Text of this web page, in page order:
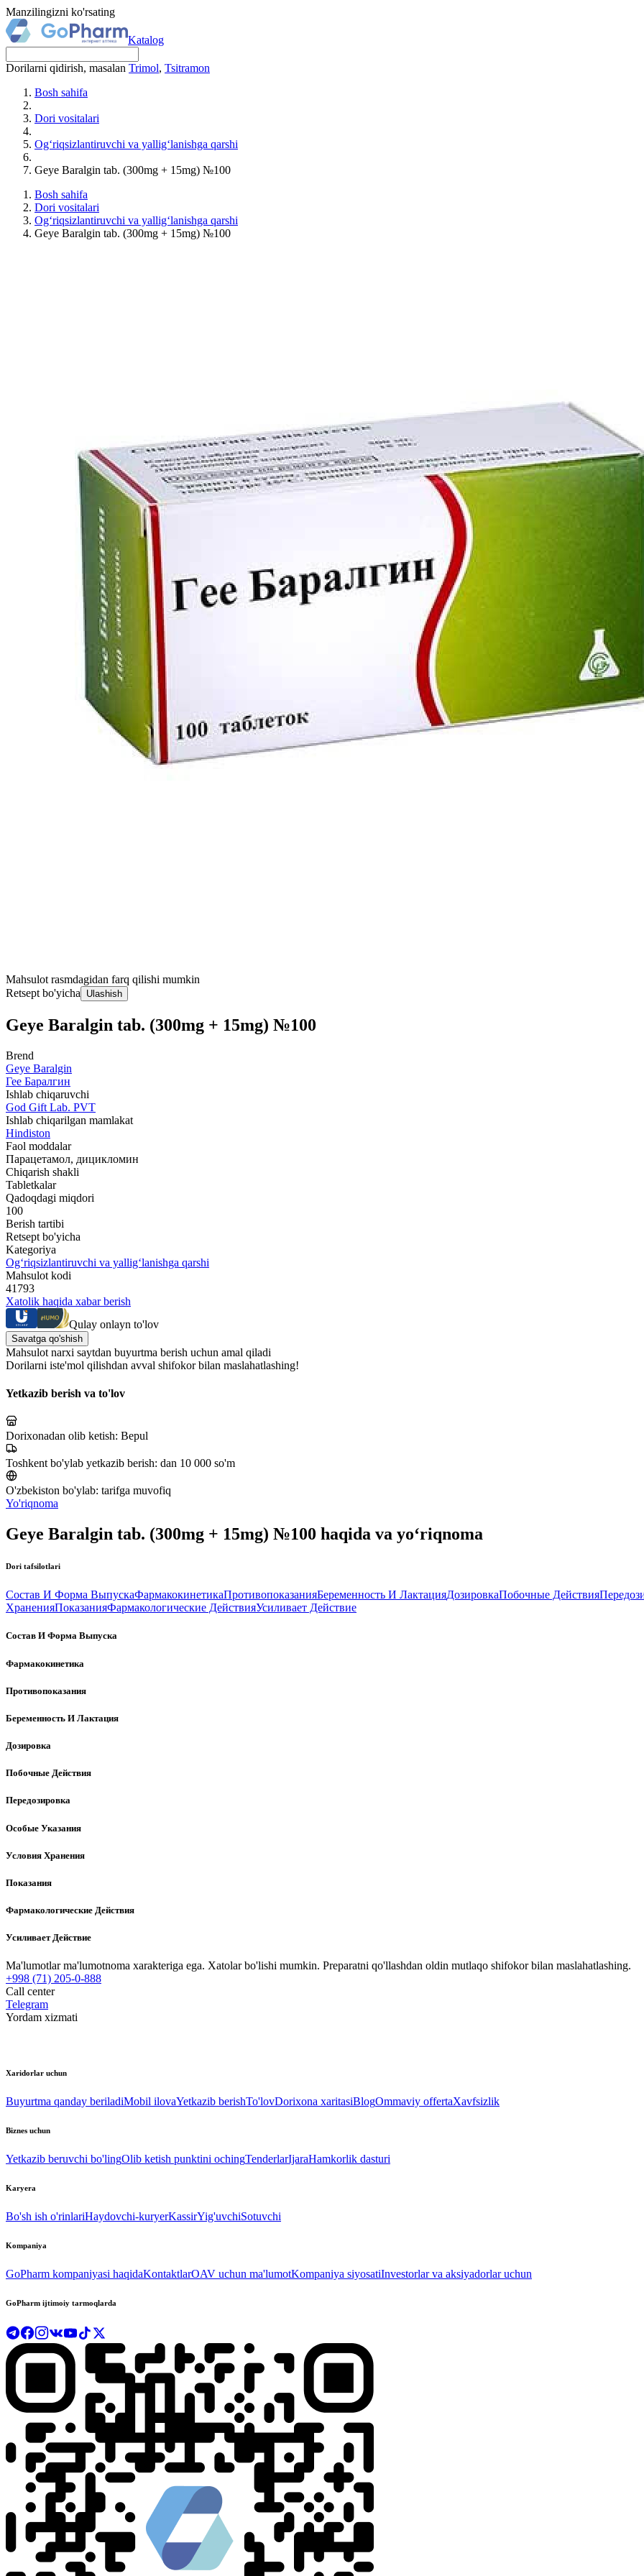
Manzilingizni ko'rsating
Katalog
Dorilarni qidirish, masalan Trimol, Tsitramon
Bosh sahifa
Dori vositalari
Og‘riqsizlantiruvchi va yallig‘lanishga qarshi
Geye Baralgin tab. (300mg + 15mg) №100
Bosh sahifa
Dori vositalari
Og‘riqsizlantiruvchi va yallig‘lanishga qarshi
Geye Baralgin tab. (300mg + 15mg) №100
Mahsulot rasmdagidan farq qilishi mumkin
Retsept bo'yicha
Ulashish
Geye Baralgin tab. (300mg + 15mg) №100
Brend
Geye Baralgin
Гее Баралгин
Ishlab chiqaruvchi
God Gift Lab. PVT
Ishlab chiqarilgan mamlakat
Hindiston
Faol moddalar
Парацетамол, дицикломин
Chiqarish shakli
Tabletkalar
Qadoqdagi miqdori
100
Berish tartibi
Retsept bo'yicha
Kategoriya
Og‘riqsizlantiruvchi va yallig‘lanishga qarshi
Mahsulot kodi
41793
Xatolik haqida xabar berish
Qulay onlayn to'lov
Savatga qo'shish
Mahsulot narxi saytdan buyurtma berish uchun amal qiladi
Dorilarni iste'mol qilishdan avval shifokor bilan maslahatlashing!
Yetkazib berish va to'lov
Dorixonadan olib ketish: Bepul
Toshkent bo'ylab yetkazib berish: dan 10 000 so'm
O'zbekiston bo'ylab: tarifga muvofiq
Yo'riqnoma
Geye Baralgin tab. (300mg + 15mg) №100 haqida va yo‘riqnoma
Dori tafsilotlari
Состав И Форма ВыпускаФармакокинетикаПротивопоказанияБеременность И ЛактацияДозировкаПобочные Действия
ХраненияПоказанияФармакологические ДействияУсиливает Действие
Состав И Форма Выпуска
Фармакокинетика
Противопоказания
Беременность И Лактация
Дозировка
Побочные Действия
Передозировка
Особые Указания
Условия Хранения
Показания
Фармакологические Действия
Усиливает Действие
Ma'lumotlar ma'lumotnoma xarakteriga ega. Xatolar bo'lishi mumkin. Preparatni qo'llashdan oldin mutlaqo shifokor bilan maslahatlashing.
+998 (71) 205-0-888
Call center
Telegram
Yordam xizmati
Xaridorlar uchun
Buyurtma qanday beriladiMobil ilovaYetkazib berishTo'lovDorixona xaritasiBlogOmmaviy offertaXavfsizlik
Biznes uchun
Yetkazib beruvchi bo'lingOlib ketish punktini ochingTenderlarIjaraHamkorlik dasturi
Karyera
Bo'sh ish o'rinlariHaydovchi-kuryerKassirYig'uvchiSotuvchi
Kompaniya
GoPharm kompaniyasi haqidaKontaktlarOAV uchun ma'lumotKompaniya siyosatiInvestorlar va aksiyadorlar uchun
GoPharm ijtimoiy tarmoqlarda